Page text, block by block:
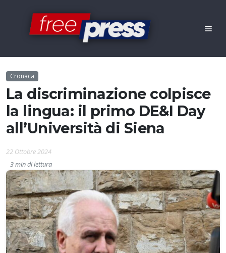
Cronaca
La discriminazione colpisce
la lingua: il primo DE&I Day
all’Università di Siena
22 Ottobre 2024
3 min di lettura